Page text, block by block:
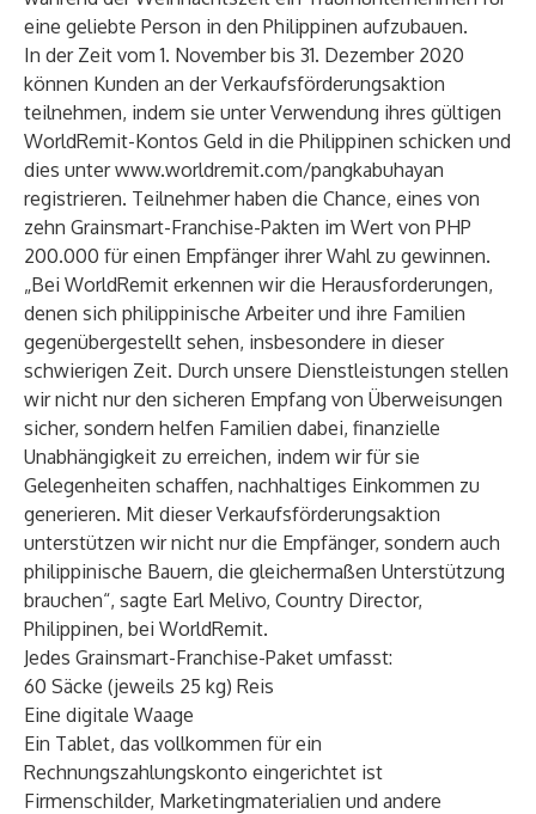
eine geliebte Person in den Philippinen aufzubauen.
In der Zeit vom 1. November bis 31. Dezember 2020
können Kunden an der Verkaufsförderungsaktion
teilnehmen, indem sie unter Verwendung ihres gültigen
WorldRemit-Kontos Geld in die Philippinen schicken und
dies unterwww.worldremit.com/pangkabuhayan
registrieren. Teilnehmer haben die Chance, eines von
zehn Grainsmart-Franchise-Pakten im Wert von PHP
200.000 für einen Empfänger ihrer Wahl zu gewinnen.
„Bei WorldRemit erkennen wir die Herausforderungen,
denen sich philippinische Arbeiter und ihre Familien
gegenübergestellt sehen, insbesondere in dieser
schwierigen Zeit. Durch unsere Dienstleistungen stellen
wir nicht nur den sicheren Empfang von Überweisungen
sicher, sondern helfen Familien dabei, finanzielle
Unabhängigkeit zu erreichen, indem wir für sie
Gelegenheiten schaffen, nachhaltiges Einkommen zu
generieren. Mit dieser Verkaufsförderungsaktion
unterstützen wir nicht nur die Empfänger, sondern auch
philippinische Bauern, die gleichermaßen Unterstützung
brauchen“, sagte Earl Melivo, Country Director,
Philippinen, bei WorldRemit.
Jedes Grainsmart-Franchise-Paket umfasst:
60 Säcke (jeweils 25 kg) Reis
Eine digitale Waage
Ein Tablet, das vollkommen für ein
Rechnungszahlungskonto eingerichtet ist
Firmenschilder, Marketingmaterialien und andere